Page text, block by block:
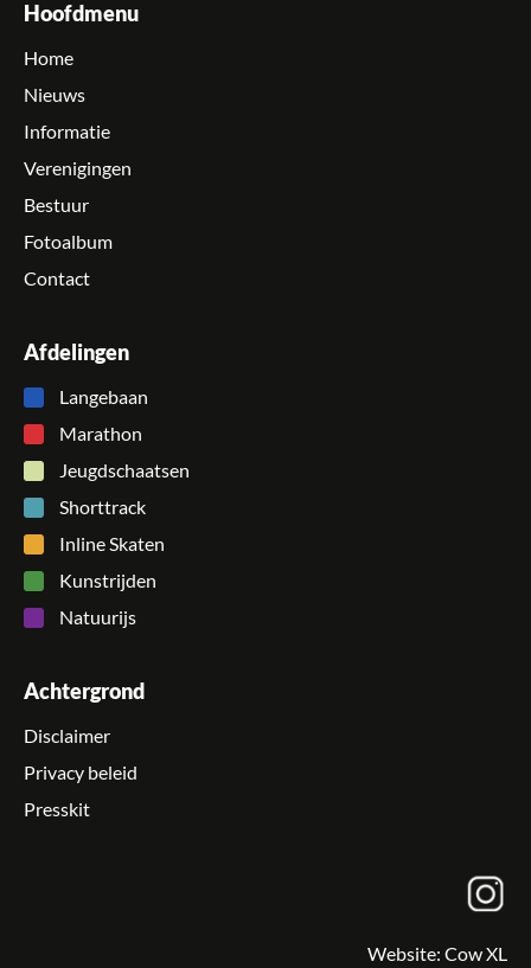
Hoofdmenu
Home
Nieuws
Informatie
Verenigingen
Bestuur
Fotoalbum
Contact
Afdelingen
Langebaan
Marathon
Jeugdschaatsen
Shorttrack
Inline Skaten
Kunstrijden
Natuurijs
Achtergrond
Disclaimer
Privacy beleid
Presskit
Website: Cow XL